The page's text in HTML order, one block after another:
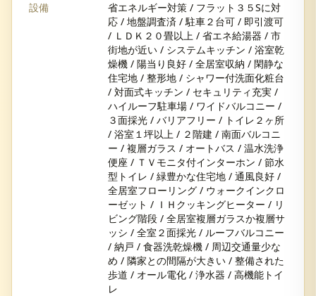
設備
省エネルギー対策 / フラット３５Sに対
応 / 地盤調査済 / 駐車２台可 / 即引渡可
/ ＬＤＫ２０畳以上 / 省エネ給湯器 / 市
街地が近い / システムキッチン / 浴室乾
燥機 / 陽当り良好 / 全居室収納 / 閑静な
住宅地 / 整形地 / シャワー付洗面化粧台
/ 対面式キッチン / セキュリティ充実 /
ハイルーフ駐車場 / ワイドバルコニー /
３面採光 / バリアフリー / トイレ２ヶ所
/ 浴室１坪以上 / ２階建 / 南面バルコニ
ー / 複層ガラス / オートバス / 温水洗浄
便座 / ＴＶモニタ付インターホン / 節水
型トイレ / 緑豊かな住宅地 / 通風良好 /
全居室フローリング / ウォークインクロ
ーゼット / ＩＨクッキングヒーター / リ
ビング階段 / 全居室複層ガラスか複層サ
ッシ / 全室２面採光 / ルーフバルコニー
/ 納戸 / 食器洗乾燥機 / 周辺交通量少な
め / 隣家との間隔が大きい / 整備された
歩道 / オール電化 / 浄水器 / 高機能トイ
レ